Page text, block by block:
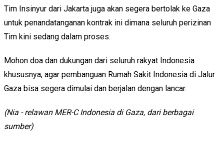
Tim Insinyur dari Jakarta juga akan segera bertolak ke Gaza
untuk penandatanganan kontrak ini dimana seluruh perizinan
Tim kini sedang dalam proses.
Mohon doa dan dukungan dari seluruh rakyat Indonesia
khususnya, agar pembanguan Rumah Sakit Indonesia di Jalur
Gaza bisa segera dimulai dan berjalan dengan lancar.
(Nia - relawan MER-C Indonesia di Gaza, dari berbagai
sumber)